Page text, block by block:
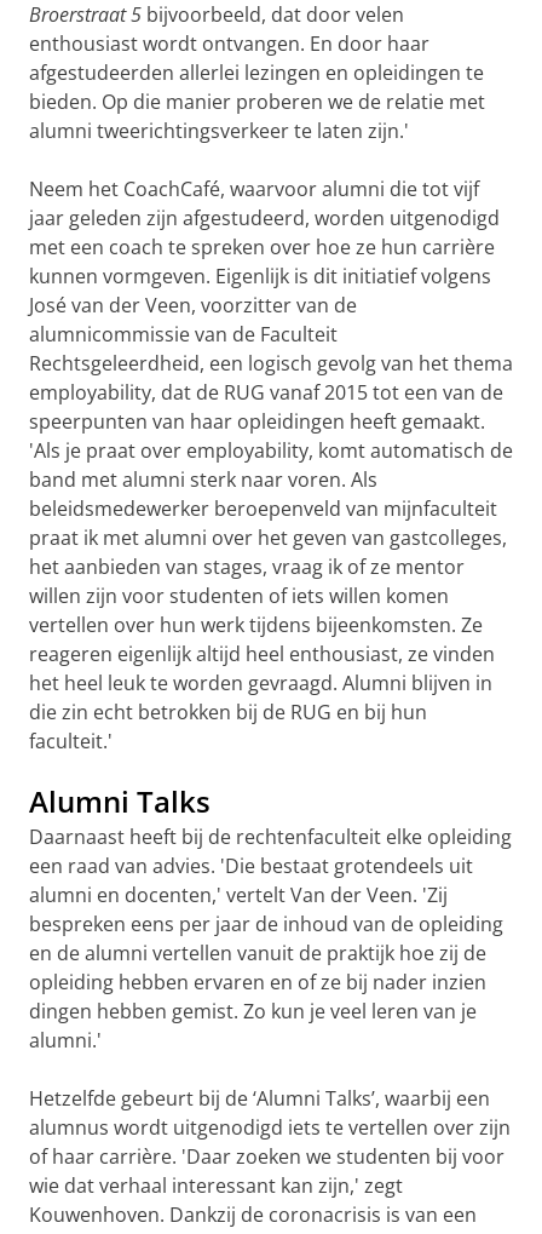
Broerstraat 5 bijvoorbeeld, dat door velen
enthousiast wordt ontvangen. En door haar
afgestudeerden allerlei lezingen en opleidingen te
bieden. Op die manier proberen we de relatie met
alumni tweerichtingsverkeer te laten zijn.'
Neem het CoachCafé, waarvoor alumni die tot vijf
jaar geleden zijn afgestudeerd, worden uitgenodigd
met een coach te spreken over hoe ze hun carrière
kunnen vormgeven. Eigenlijk is dit initiatief volgens
José van der Veen, voorzitter van de
alumnicommissie van de Faculteit
Rechtsgeleerdheid, een logisch gevolg van het thema
employability, dat de RUG vanaf 2015 tot een van de
speerpunten van haar opleidingen heeft gemaakt.
'Als je praat over employability, komt automatisch de
band met alumni sterk naar voren. Als
beleidsmedewerker beroepenveld van mijnfaculteit
praat ik met alumni over het geven van gastcolleges,
het aanbieden van stages, vraag ik of ze mentor
willen zijn voor studenten of iets willen komen
vertellen over hun werk tijdens bijeenkomsten. Ze
reageren eigenlijk altijd heel enthousiast, ze vinden
het heel leuk te worden gevraagd. Alumni blijven in
die zin echt betrokken bij de RUG en bij hun
faculteit.'
Alumni Talks
Daarnaast heeft bij de rechtenfaculteit elke opleiding
een raad van advies. 'Die bestaat grotendeels uit
alumni en docenten,' vertelt Van der Veen. 'Zij
bespreken eens per jaar de inhoud van de opleiding
en de alumni vertellen vanuit de praktijk hoe zij de
opleiding hebben ervaren en of ze bij nader inzien
dingen hebben gemist. Zo kun je veel leren van je
alumni.'
Hetzelfde gebeurt bij de ‘Alumni Talks’, waarbij een
alumnus wordt uitgenodigd iets te vertellen over zijn
of haar carrière. 'Daar zoeken we studenten bij voor
wie dat verhaal interessant kan zijn,' zegt
Kouwenhoven. Dankzij de coronacrisis is van een